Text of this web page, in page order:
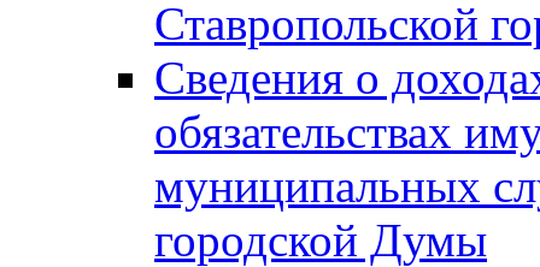
Ставропольской
Сведения о
обязательствах
муниципальных
городской Думы